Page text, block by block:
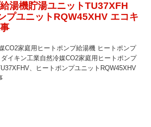
湯機貯湯ユニットTU37XFH
プユニットRQW45XHV エコキ
CO2家庭用ヒートポンプ給湯機 ヒートポンプ
イキン工業自然冷媒CO2家庭用ヒートポンプ
、ヒートポンプユニットRQW45XHV